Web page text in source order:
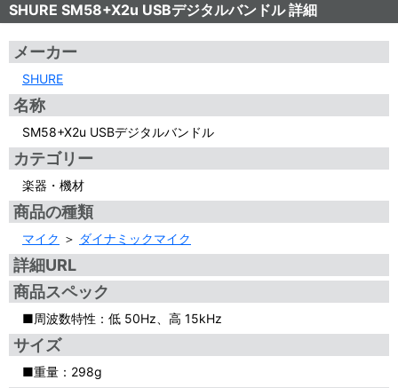
SHURE SM58+X2u USBデジタルバンドル 詳細
メーカー
SHURE
名称
SM58+X2u USBデジタルバンドル
カテゴリー
楽器・機材
商品の種類
マイク ＞ ダイナミックマイク
詳細URL
商品スペック
■周波数特性：低 50Hz、高 15kHz
サイズ
■重量：298g